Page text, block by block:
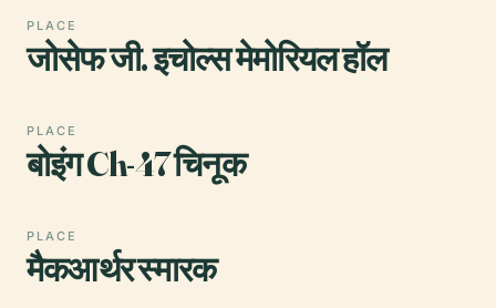
PLACE
जोसेफ जी. इचोल्स मेमोरियल हॉल
PLACE
बोइंग Ch-47 चिनूक
PLACE
मैकआर्थर स्मारक